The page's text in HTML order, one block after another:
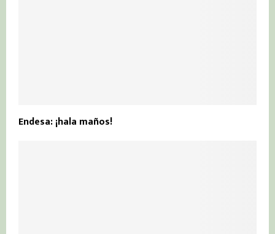
Endesa: ¡hala maños!